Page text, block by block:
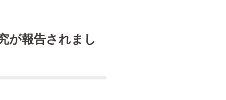
が報告されまし